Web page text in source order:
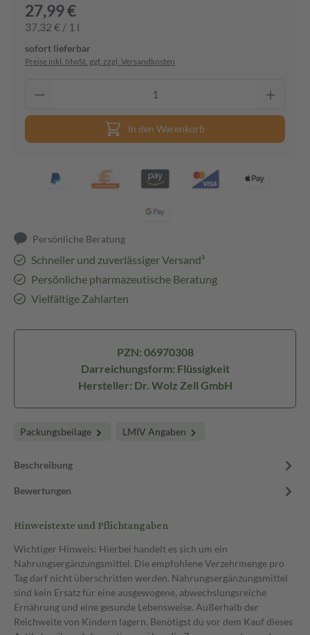
27,99 €
37,32 € / 1 l
sofort lieferbar
Preise inkl. MwSt. ggf. zzgl. Versandkosten
In den Warenkorb
Persönliche Beratung
Schneller und zuverlässiger Versand³
Persönliche pharmazeutische Beratung
Vielfältige Zahlarten
PZN: 06970308
Darreichungsform: Flüssigkeit
Hersteller: Dr. Wolz Zell GmbH
Packungsbeilage LMIV Angaben
Beschreibung
Bewertungen
Hinweistexte und Pflichtangaben
Wichtiger Hinweis: Hierbei handelt es sich um ein
Nahrungsergänzungsmittel. Die empfohlene Verzehrmenge pro
Tag darf nicht überschritten werden. Nahrungsergänzungsmittel
sind kein Ersatz für eine ausgewogene, abwechslungsreiche
Ernährung und eine gesunde Lebensweise. Außerhalb der
Reichweite von Kindern lagern. Benötigst du vor dem Kauf dieses